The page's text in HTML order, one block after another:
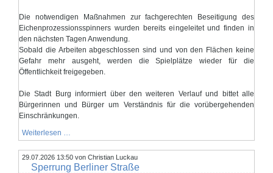
„Siedlung
Ost
Ihletal“
der
Stadt
Burg.
Die notwendigen Maßnahmen zur fachgerechten Beseitigung des
Eichenprozessionsspinners wurden bereits eingeleitet und finden in
den nächsten Tagen Anwendung.
Sobald die Arbeiten abgeschlossen sind und von den Flächen keine
Gefahr mehr ausgeht, werden die Spielplätze wieder für die
Öffentlichkeit freigegeben.
Die Stadt Burg informiert über den weiteren Verlauf und bittet alle
Bürgerinnen und Bürger um Verständnis für die vorübergehenden
Einschränkungen.
Weiterlesen …
auf
zwei
Spielplätzen
festgestellt
29.07.2026 13:50 von Christian Luckau
Sperrung Berliner Straße